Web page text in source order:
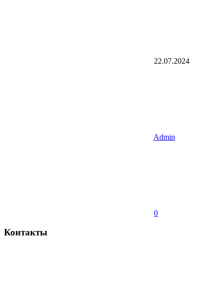
22.07.2024
Admin
0
Контакты